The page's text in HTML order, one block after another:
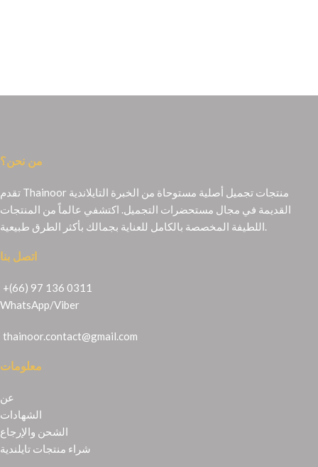
من نحن؟
تقدم Thainoor منتجات تجميل أصلية مستوحاة من الخبرة التايلاندية
القديمة في مجال مستحضرات التجميل. اكتشفي عالماً من المنتجات
اللطيفة المخصصة بالكامل للعناية بجمالك بأكثر الطرق طبيعية.
اتصل بنا
+(66) 97 136 0311
WhatsApp/Viber
thainoor.contact@gmail.com
معلومات
عن
الشهادات
الشحن والإرجاع
شراء منتجات تايلندية